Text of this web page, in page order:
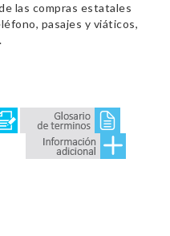
las compras estatales
pasajes y viáticos,